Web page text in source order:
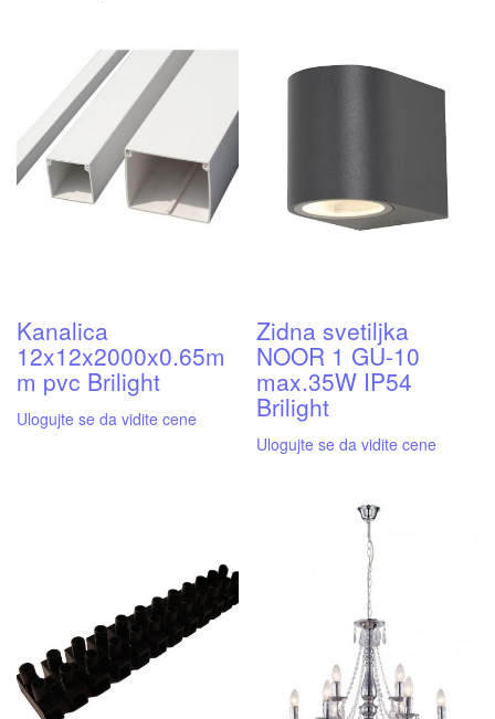
Kanalica
12x12x2000x0.65m
m pvc Brilight
Ulogujte se da vidite cene
Zidna svetiljka
NOOR 1 GU-10
max.35W IP54
Brilight
Ulogujte se da vidite cene